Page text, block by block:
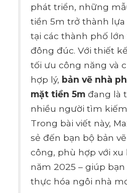
phát triển, những
tiền 5m trở thành
tại các thành phố
đông đúc. Với thiết
tối ưu công năng và
hợp lý, bản vẽ nhà
mặt tiền 5m đang là
nhiều người tìm
Trong bài viết này,
sẻ đến bạn bộ bản
công, phù hợp với
năm 2025 – giúp
thực hóa ngôi nhà